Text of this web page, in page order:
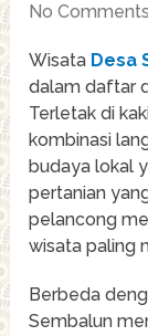
No Comments
Wisata Desa
dalam daftar
Terletak di
kombinasi
budaya lokal
pertanian
pelancong
wisata paling
Berbeda
Sembalun